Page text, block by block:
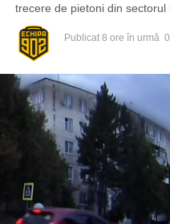
trecere de pietoni din sectorul
Publicat 8 ore în urmă